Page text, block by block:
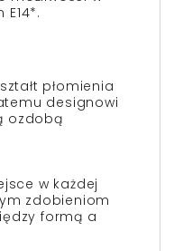
płomienia
designowi
ozdobą
w każdej
zdobieniom
formą a